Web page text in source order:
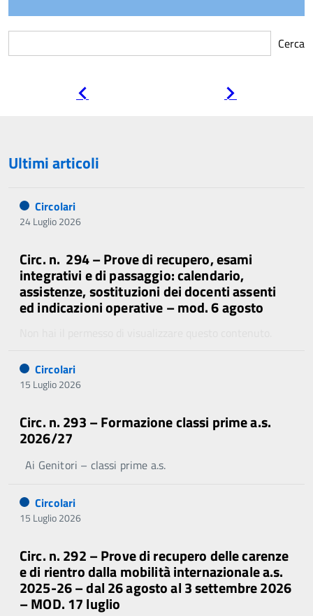
Cerca
Ultimi articoli
Circolari
24 Luglio 2026
Circ. n. 294 – Prove di recupero, esami
integrativi e di passaggio: calendario,
assistenze, sostituzioni dei docenti assenti
ed indicazioni operative – mod. 6 agosto
Circolari
15 Luglio 2026
Circ. n. 293 – Formazione classi prime a.s.
2026/27
Ai Genitori – classi prime a.s.
Circolari
15 Luglio 2026
Circ. n. 292 – Prove di recupero delle carenze
e di rientro dalla mobilità internazionale a.s.
2025-26 – dal 26 agosto al 3 settembre 2026
– MOD. 17 luglio